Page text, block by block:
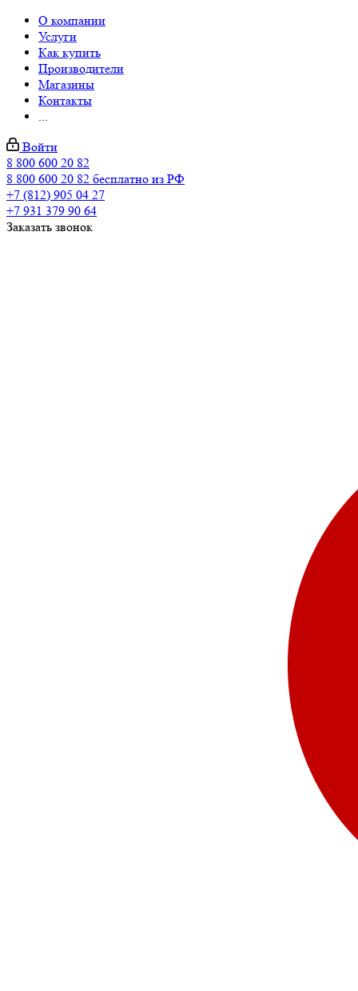
О компании
Услуги
Как купить
Производители
Магазины
Контакты
...
Войти
8 800 600 20 82
8 800 600 20 82 бесплатно из РФ
+7 (812) 905 04 27
+7 931 379 90 64
Заказать звонок